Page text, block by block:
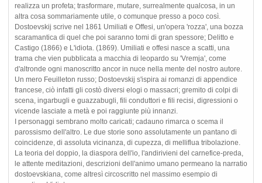
realizza un profeta; trasformare, mutare, surrealmente qualcosa, in un
altra cosa sommariamente utile, o comunque presso a poco così.
Dostoevskij scrive nel 1861 Umiliati e Offesi, un'opera 'rozza', una bozza
scaramantica di quel che poi saranno tomi di gran spessore; Delitto e
Castigo (1866) e L'idiota. (1869). Umiliati e offesi nasce a scatti, una
trama che vien pubblicata a macchia di leopardo su 'Vremja', come
d'altronde ogni manoscritto ancor in nuce nella mente del nostro autore.
Un mero Feuilleton russo; Dostoevskij s'ispira ai romanzi di appendice
francese, ciò infatti gli costò diversi elogi o massacri; gremito di colpi di
scena, ingarbugli e guazzabugli, fili conduttori e fili recisi, digressioni o
vicende lasciate a metà e poi raggiunte più innanzi.
I personaggi sembrano molto caricati; cadauno rimarca o scema il
parossismo dell'altro. Le due storie sono assolutamente un pantano di
coincidenze, di assoluta vicinanza, di cupezza, di melliflua tribolazione.
La teoria del doppio, la diaspora dell'io, l'andirivieni del carnefice-preda,
le attente meditazioni, descrizioni dell'animo umano permeano la narratio
dostoevskiana, come altresì circoscritto nel massimo esempio di